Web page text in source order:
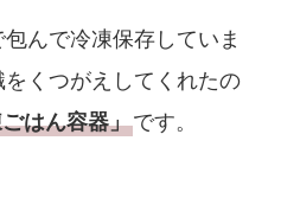
んで冷凍保存していま
くつがえしてくれたの
はん容器」です。